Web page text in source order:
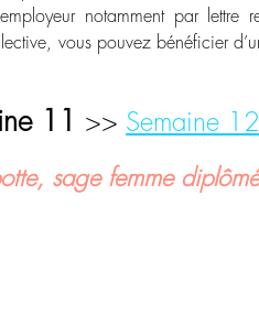
notamment par lettre
vous pouvez bénéficier
11 >> Semaine 12
sage femme